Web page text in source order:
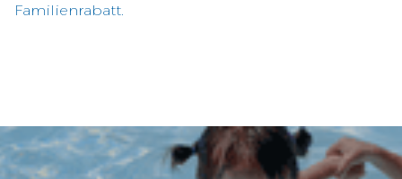
Familienrabatt.